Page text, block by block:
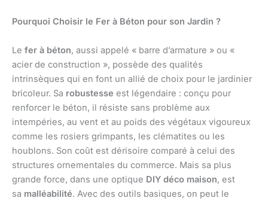
Pourquoi Choisir le Fer à Béton pour son Jardin ?
Le fer à béton, aussi appelé « barre d’armature » ou «
acier de construction », possède des qualités
intrinsèques qui en font un allié de choix pour le jardinier
bricoleur. Sa robustesse est légendaire : conçu pour
renforcer le béton, il résiste sans problème aux
intempéries, au vent et au poids des végétaux vigoureux
comme les rosiers grimpants, les clématites ou les
houblons. Son coût est dérisoire comparé à celui des
structures ornementales du commerce. Mais sa plus
grande force, dans une optique DIY déco maison, est
sa malléabilité. Avec des outils basiques, on peut le